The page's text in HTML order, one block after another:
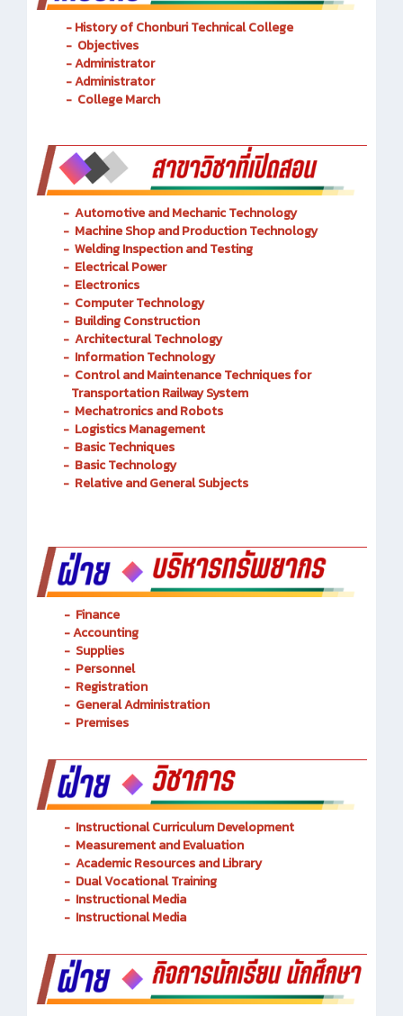
- History of Chonburi Technical College
- Objectives
- Administrator
- Administrator
- Automotive and MechanicTechnology
- Machine Shop and Production Technology
- Welding Inspection and Testing
- Electrical Power
- Electronics
- Computer Technology
- Building Construction
- Architectural Technology
- Information Technology
Control and Maintenance Techniques for
Transportation Railway System
- Mechatronics and Robots
- Logistics Management
- Basic Techniques
- Basic Technology
- Finance
- Accounting
- Supplies
- Personnel
- Registration
- General Administration
- Instructional Curriculum Development
- Measurement and Evaluation
- Academic Resources and Library
- Dual Vocational Training
- Instructional Media